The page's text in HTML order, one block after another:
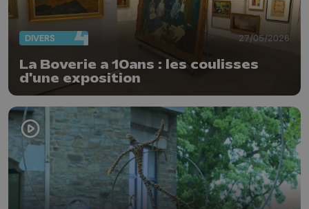
DIVERS 27/05/2026
La Boverie a 10ans : les coulisses
d'une exposition